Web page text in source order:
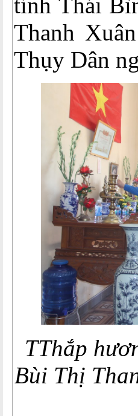
Thanh
Thụy Dân
TThắp
Bùi Thị